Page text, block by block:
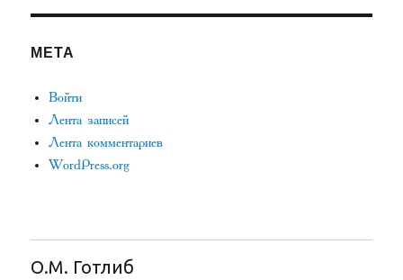
МЕТА
Войти
Лента записей
Лента комментариев
WordPress.org
О.М. Готлиб